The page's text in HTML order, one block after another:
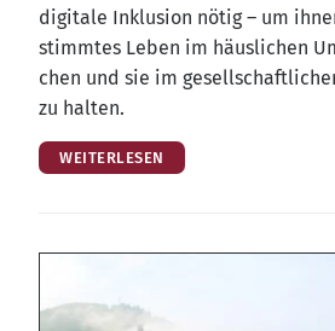
digi­ta­le Inklu­si­on nötig – um
stimm­tes Leben im häus­li­chen
chen und sie im
zu halten.
WEITERLESEN